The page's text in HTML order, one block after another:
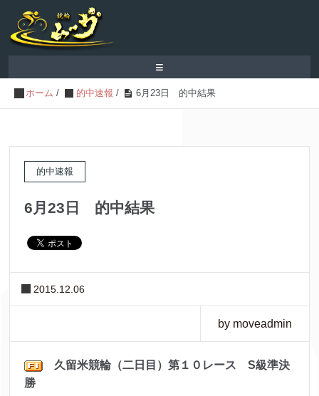
≡
ホーム / 的中速報 / 6月23日 的中結果
的中速報
6月23日 的中結果
2015.12.06
by moveadmin
久留米競輪（二日目）第１０レース S級準決
勝